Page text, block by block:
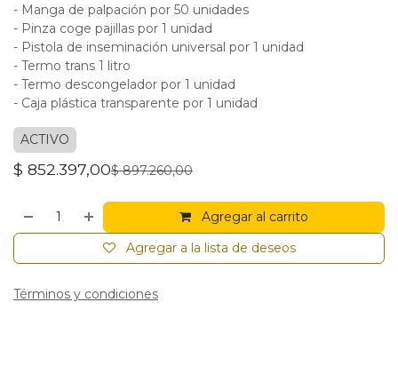
- Manga de palpación por 50 unidades
- Pinza coge pajillas por 1 unidad
- Pistola de inseminación universal por 1 unidad
- Termo trans 1 litro
- Termo descongelador por 1 unidad
- Caja plástica transparente por 1 unidad
ACTIVO
$ 852.397,00$897.260,00
Agregar al carrito
Agregar a la lista de deseos
Términos y condiciones